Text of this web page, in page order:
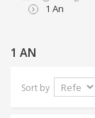
1 An
1 AN
Sort by